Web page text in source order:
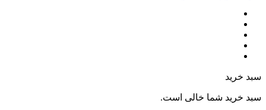
سبد خرید
سبد خرید شما خالی است.